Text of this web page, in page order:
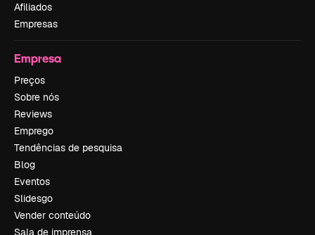
Afiliados
Empresas
Empresa
Preços
Sobre nós
Reviews
Emprego
Tendências de pesquisa
Blog
Eventos
Slidesgo
Vender conteúdo
Sala de imprensa